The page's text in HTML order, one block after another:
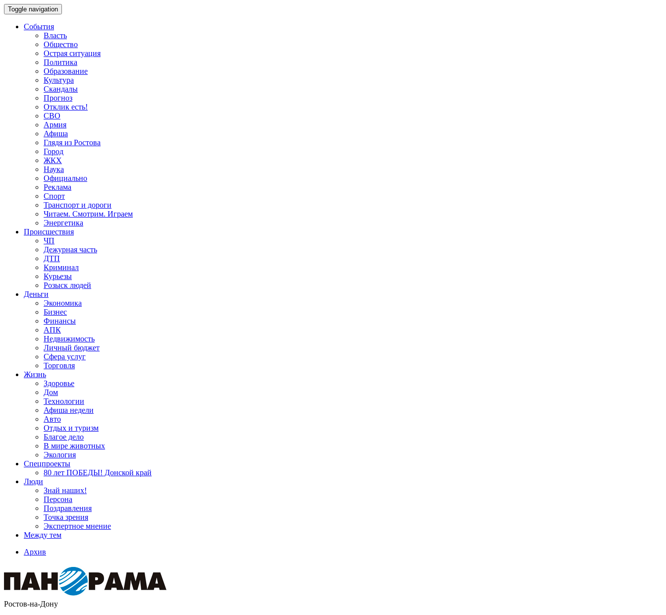
Toggle navigation
События
Власть
Общество
Острая ситуация
Политика
Образование
Культура
Скандалы
Прогноз
Отклик есть!
СВО
Армия
Афиша
Глядя из Ростова
Город
ЖКХ
Наука
Официально
Реклама
Спорт
Транспорт и дороги
Читаем. Смотрим. Играем
Энергетика
Происшествия
ЧП
Дежурная часть
ДТП
Криминал
Курьезы
Розыск людей
Деньги
Экономика
Бизнес
Финансы
АПК
Недвижимость
Личный бюджет
Сфера услуг
Торговля
Жизнь
Здоровье
Дом
Технологии
Афиша недели
Авто
Отдых и туризм
Благое дело
В мире животных
Экология
Спецпроекты
80 лет ПОБЕДЫ! Донской край
Люди
Знай наших!
Персона
Поздравления
Точка зрения
Экспертное мнение
Между тем
Архив
Ростов-на-Дону